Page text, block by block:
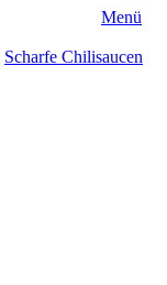
Menü
Scharfe Chilisaucen